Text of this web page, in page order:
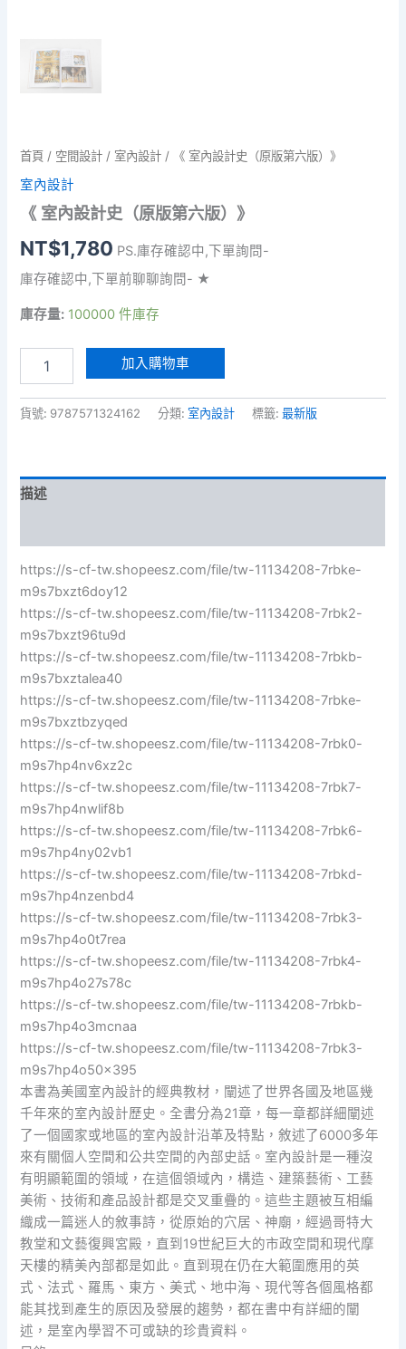
首頁 / 空間設計 / 室內設計 / 《 室內設計史（原版第六版）》
室內設計
《 室內設計史（原版第六版）》
NT$1,780 PS.庫存確認中,下單詢問-
庫存確認中,下單前聊聊詢問- ★
庫存量: 100000 件庫存
設
版
第
量
加入購物車
貨號: 9787571324162 分類: 室內設計 標籤:最新版
描述
https://s-cf-tw.shopeesz.com/file/tw-11134208-7rbke-
m9s7bxzt6doy12
https://s-cf-tw.shopeesz.com/file/tw-11134208-7rbk2-
m9s7bxzt96tu9d
https://s-cf-tw.shopeesz.com/file/tw-11134208-7rbkb-
m9s7bxztalea40
https://s-cf-tw.shopeesz.com/file/tw-11134208-7rbke-
m9s7bxztbzyqed
https://s-cf-tw.shopeesz.com/file/tw-11134208-7rbk0-
m9s7hp4nv6xz2c
https://s-cf-tw.shopeesz.com/file/tw-11134208-7rbk7-
m9s7hp4nwlif8b
https://s-cf-tw.shopeesz.com/file/tw-11134208-7rbk6-
m9s7hp4ny02vb1
https://s-cf-tw.shopeesz.com/file/tw-11134208-7rbkd-
m9s7hp4nzenbd4
https://s-cf-tw.shopeesz.com/file/tw-11134208-7rbk3-
m9s7hp4o0t7rea
https://s-cf-tw.shopeesz.com/file/tw-11134208-7rbk4-
m9s7hp4o27s78c
https://s-cf-tw.shopeesz.com/file/tw-11134208-7rbkb-
m9s7hp4o3mcnaa
https://s-cf-tw.shopeesz.com/file/tw-11134208-7rbk3-
m9s7hp4o50x395
本書為美國室內設計的經典教材，闡述了世界各國及地區幾
千年來的室內設計歷史。全書分為21章，每一章都詳細闡述
了一個國家或地區的室內設計沿革及特點，敘述了6000多年
來有關個人空間和公共空間的內部史話。室內設計是一種沒
有明顯範圍的領域，在這個領域內，構造、建築藝術、工藝
美術、技術和產品設計都是交叉重疊的。這些主題被互相編
織成一篇迷人的敘事詩，從原始的穴居、神廟，經過哥特大
教堂和文藝復興宮殿，直到19世紀巨大的市政空間和現代摩
天樓的精美內部都是如此。直到現在仍在大範圍應用的英
式、法式、羅馬、東方、美式、地中海、現代等各個風格都
能其找到產生的原因及發展的趨勢，都在書中有詳細的闡
述，是室內學習不可或缺的珍貴資料。